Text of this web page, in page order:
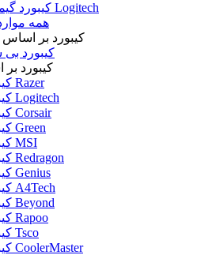
کیبورد گیمینگ Logitech
همه
کیبورد بر اساس
کیبورد بی
کیبورد
کیبورد Razer
کیبورد Logitech
کیبورد Corsair
کیبورد Green
کیبورد MSI
کیبورد Redragon
کیبورد Genius
کیبورد A4Tech
کیبورد Beyond
کیبورد Rapoo
کیبورد Tsco
کیبورد CoolerMaster